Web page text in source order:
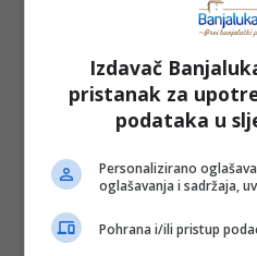
“Stanovnike Banjaluke
bilo kakvo neriješeno
subjekata. Postoje
izvršenja sudskih presuda,
postupanja inspekcijskih
zdravlja ljudi. Drugim
nikakav štrajk, sukob
stvari ne mogu biti
Izdavač
pristanak za
podataka u
Personalizirano
oglašavanja i sadržaja,
Pohrana i/ili pristup